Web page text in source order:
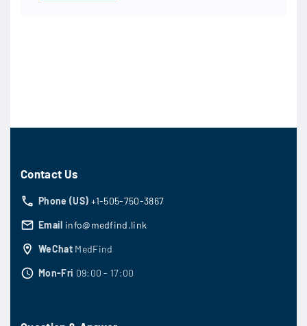
Contact Us
Phone (US) +1-505-750-3867
Email info@medfind.link
WeChat MedFind
Mon-Fri 09:00 - 17:00